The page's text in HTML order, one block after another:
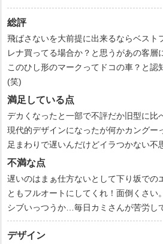
総評
飛ばさないを大前提に出来るならベス
レナ買ってる場合か？と思うがあの客
このひし形のマークってドコの車？と
(笑)
満足している点
デカくなったと一部で不評だか旧型に
現代的デザインになったが何かカング
足まわりで遅いんだけどイラつかない不
不満な点
遅いのはまぁ仕方ないとして下り坂で
ともフルオートにしてくれ！面倒くさ
シブいっつうか…毎日カミさんが苦労し
デザイン